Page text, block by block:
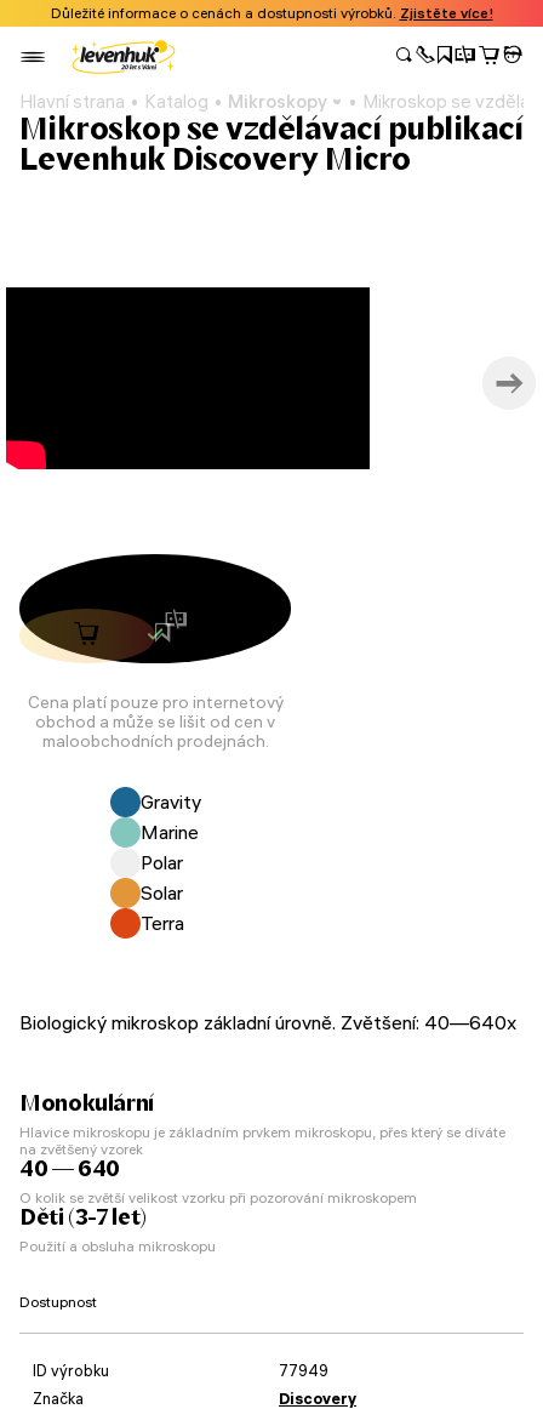
Důležité informace o cenách a dostupnosti výrobků. Zjistěte více!
Hlavní strana Katalog Mikroskopy Mikroskop se
Mikroskop se vzdělávací publikací
Levenhuk Discovery Micro
Cena platí pouze pro internetový
obchod a může se lišit od cen v
maloobchodních prodejnách.
Gravity
Marine
Polar
Solar
Terra
Biologický mikroskop základní úrovně. Zvětšení: 40—640x
Monokulární
Hlavice mikroskopu je základním prvkem mikroskopu, přes který se díváte
na zvětšený vzorek
40 — 640
O kolik se zvětší velikost vzorku při pozorování mikroskopem
Děti (3-7 let)
Použití a obsluha mikroskopu
Dostupnost
ID výrobku
77949
Značka
Discovery